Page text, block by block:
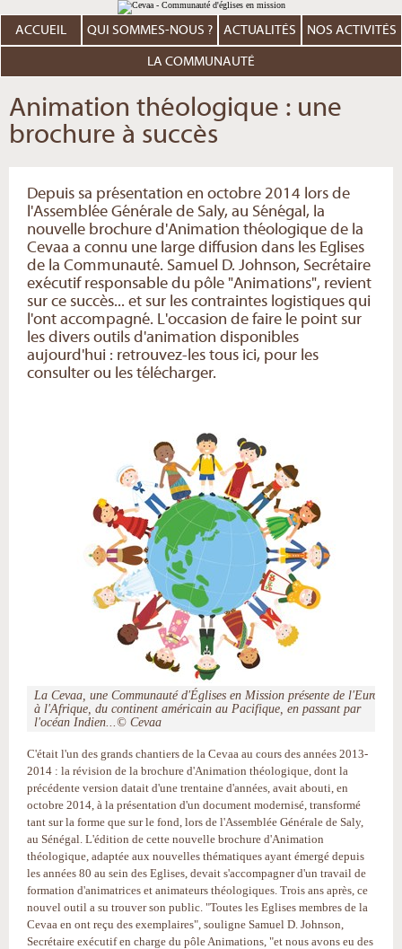
au
contenu.
Aller
personnels
ACCUEIL QUI SOMMES-NOUS ? ACTUALITÉS NOS ACTIVITÉS
LA COMMUNAUTÉ
Animation théologique : une
brochure à succès
Depuis sa présentation en octobre 2014 lors de
l'Assemblée Générale de Saly, au Sénégal, la
nouvelle brochure d'Animation théologique de la
Cevaa a connu une large diffusion dans les Eglises
de la Communauté. Samuel D. Johnson, Secrétaire
exécutif responsable du pôle "Animations", revient
sur ce succès... et sur les contraintes logistiques qui
l'ont accompagné. L'occasion de faire le point sur
les divers outils d'animation disponibles
aujourd'hui : retrouvez-les tous ici, pour les
consulter ou les télécharger.
La Cevaa, une Communauté d'Églises en Mission présente de l'Europe
à l'Afrique, du continent américain au Pacifique, en passant par
l'océan Indien...© Cevaa
C'était l'un des grands chantiers de la Cevaa au cours des années 2013-
2014 : la révision de la brochure d'Animation théologique, dont la
précédente version datait d'une trentaine d'années, avait abouti, en
octobre 2014, à la présentation d'un document modernisé, transformé
tant sur la forme que sur le fond, lors de l'Assemblée Générale de Saly,
au Sénégal. L'édition de cette nouvelle brochure d'Animation
théologique, adaptée aux nouvelles thématiques ayant émergé depuis
les années 80 au sein des Eglises, devait s'accompagner d'un travail de
formation d'animatrices et animateurs théologiques. Trois ans après, ce
nouvel outil a su trouver son public. "Toutes les Eglises membres de la
Cevaa en ont reçu des exemplaires", souligne Samuel D. Johnson,
Secrétaire exécutif en charge du pôle Animations, "et nous avons eu des